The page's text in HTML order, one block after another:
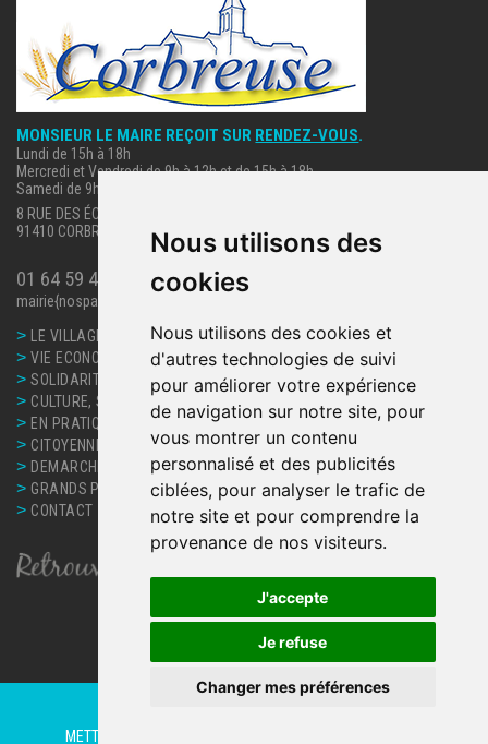
Nous utilisons des
cookies
Nous utilisons des cookies et
d'autres technologies de suivi
pour améliorer votre expérience
de navigation sur notre site, pour
vous montrer un contenu
personnalisé et des publicités
ciblées, pour analyser le trafic de
notre site et pour comprendre la
provenance de nos visiteurs.
J'accepte
Je refuse
Changer mes préférences
MONSIEUR LE MAIRE REÇOIT SUR RENDEZ-VOUS.
Lundi de 15h à 18h
Mercredi et Vendredi de 9h à 12h et de 15h à 18h
Samedi de 9h à 12h.
8 RUE DES ÉCOLES
91410 CORBREUSE
01 64 59 40 63
mairie{nospam}corbreuse.fr
> LE VILLAGE
>VIE ECONOMIQUE
>SOLIDARITE, SANTE
> CULTURE, SPORT ET LOISIRS
> EN PRATIQUE
> CITOYENNETE
> DEMARCHES ET SERVICES
> GRANDS PROJETS
> CONTACT
METTRE À JOUR MES PRÉFÉRENCES